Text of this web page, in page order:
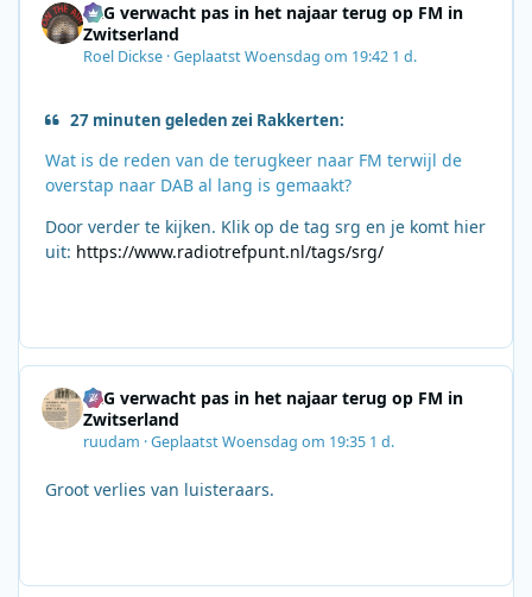
SRG verwacht pas in het najaar terug op FM in
Zwitserland
Roel Dickse ·GeplaatstWoensdag om 19:42 1 d.
27 minuten geleden zei Rakkerten:
Wat is de reden van de terugkeer naar FM terwijl de
overstap naar DAB al lang is gemaakt?
Door verder te kijken. Klik op de tag srg en je komt hier
uit: https://www.radiotrefpunt.nl/tags/srg/
SRG verwacht pas in het najaar terug op FM in
Zwitserland
ruudam ·GeplaatstWoensdag om 19:35 1 d.
Groot verlies van luisteraars.